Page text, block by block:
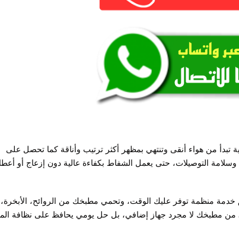
تبدأ من هواء أنقى وتنتهي بمظهر أكثر ترتيب وأناقة كما تحصل على
التوصيلات، حتى يعمل الشفاط بكفاءة عالية دون إزعاج أو
منظمة توفر عليك الوقت، وتحمي مطبخك من الروائح، الأبخرة،
من مطبخك لا مجرد جهاز إضافي، بل حل يومي يحافظ على نظافة